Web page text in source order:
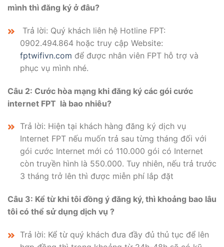
mình thì đăng ký ở đâu?
Trả lời: Quý khách liên hệ Hotline FPT:
0902.494.864 hoặc truy cập Website:
fptwifivn.com để được nhân viên FPT hỗ trợ và
phục vụ mình nhé.
Câu 2: Cước hòa mạng khi đăng ký các gói cước
internet FPT là bao nhiêu?
Trả lời: Hiện tại khách hàng đăng ký dịch vụ
Internet FPT nếu muốn trả sau từng tháng đối với
gói cước Internet mới có 110.000 gói có Internet
còn truyền hình là 550.000. Tuy nhiên, nếu trả trước
3 tháng trở lên thì được miễn phí lắp đặt
Câu 3: Kể từ khi tôi đồng ý đăng ký, thì khoảng bao lâu
tôi có thể sử dụng dịch vụ ?
Trả lời: Kể từ quý khách đưa đầy đủ thủ tục để lên